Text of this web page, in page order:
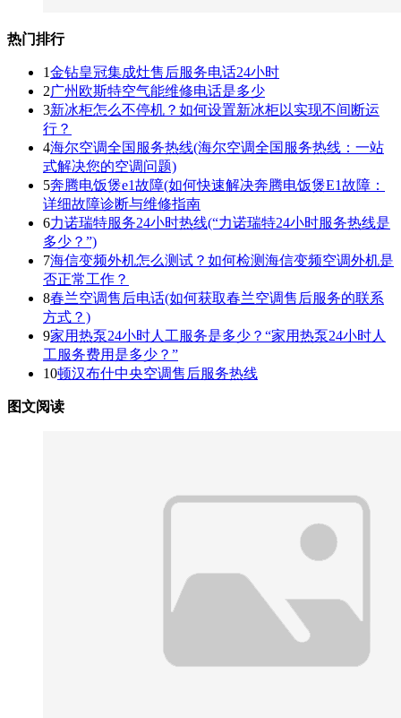
热门排行
1金钻皇冠集成灶售后服务电话24小时
2广州欧斯特空气能维修电话是多少
3新冰柜怎么不停机？如何设置新冰柜以实现不间断运
行？
4海尔空调全国服务热线(海尔空调全国服务热线：一站
式解决您的空调问题)
5奔腾电饭煲e1故障(如何快速解决奔腾电饭煲E1故障：
详细故障诊断与维修指南
6力诺瑞特服务24小时热线(“力诺瑞特24小时服务热线是
多少？”)
7海信变频外机怎么测试？如何检测海信变频空调外机是
否正常工作？
8春兰空调售后电话(如何获取春兰空调售后服务的联系
方式？)
9家用热泵24小时人工服务是多少？“家用热泵24小时人
工服务费用是多少？”
10顿汉布什中央空调售后服务热线
图文阅读